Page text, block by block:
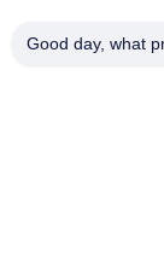
Good day, what